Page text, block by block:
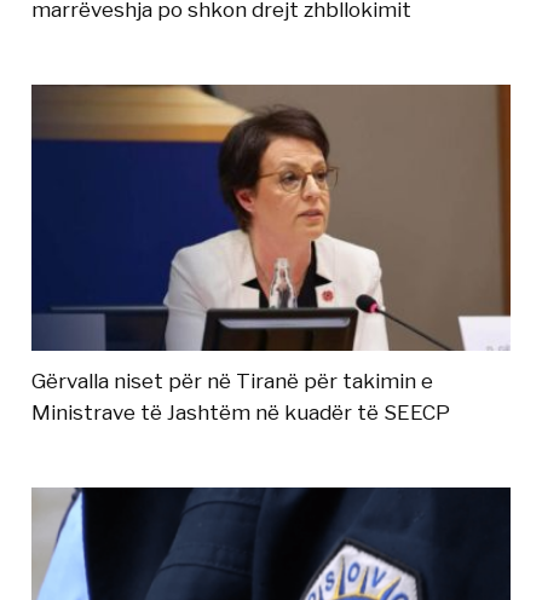
marrëveshja po shkon drejt zhbllokimit
Gërvalla niset për në Tiranë për takimin e
Ministrave të Jashtëm në kuadër të SEECP